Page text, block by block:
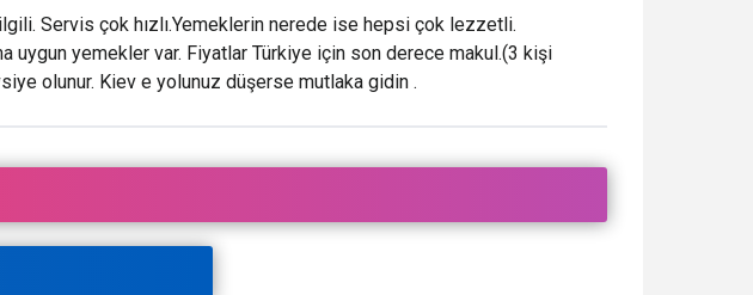
Servis çok hızlı.Yemeklerin nerede ise hepsi çok lezzetli.
uygun yemekler var. Fiyatlar Türkiye için son derece makul.(3 kişi
olunur. Kiev e yolunuz düşerse mutlaka gidin .